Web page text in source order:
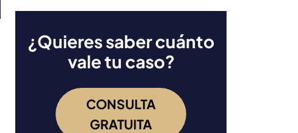
¿Quieres saber cuánto
vale tu caso?
CONSULTA
GRATUITA